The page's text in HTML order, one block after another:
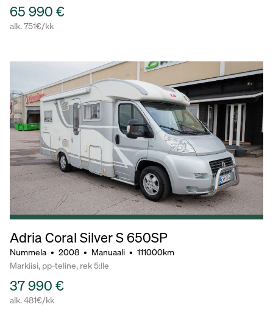
65 990 €
alk. 751€/kk
Adria Coral Silver S 650SP
Nummela • 2008 • Manuaali • 111000km
Markiisi, pp-teline, rek 5:lle
37 990 €
alk. 481€/kk